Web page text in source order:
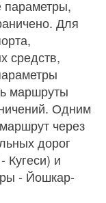
параметры,
Для
средств,
маршруты
Одним
через
дорог
Кугеси) и
- Йошкар-